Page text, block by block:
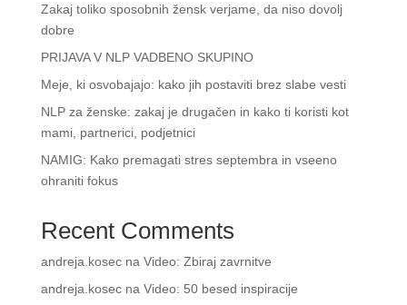
Zakaj toliko sposobnih žensk verjame, da niso dovolj
dobre
PRIJAVA V NLP VADBENO SKUPINO
Meje, ki osvobajajo: kako jih postaviti brez slabe vesti
NLP za ženske: zakaj je drugačen in kako ti koristi kot
mami, partnerici, podjetnici
NAMIG: Kako premagati stres septembra in vseeno
ohraniti fokus
Recent Comments
andreja.kosecna Video: Zbiraj zavrnitve
andreja.kosecna Video: 50 besed inspiracije